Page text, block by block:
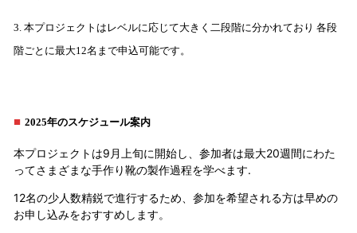
3. 本プロジェクトはレベルに応じて大きく二段階に分かれており 各段
階ごとに最大12名まで申込可能です。
■ 2025年のスケジュール案内
本プロジェクトは9月上旬に開始し、参加者は最大20週間にわた
ってさまざまな手作り靴の製作過程を学べます.
12名の少人数精鋭で進行するため、参加を希望される方は早めの
お申し込みをおすすめします。